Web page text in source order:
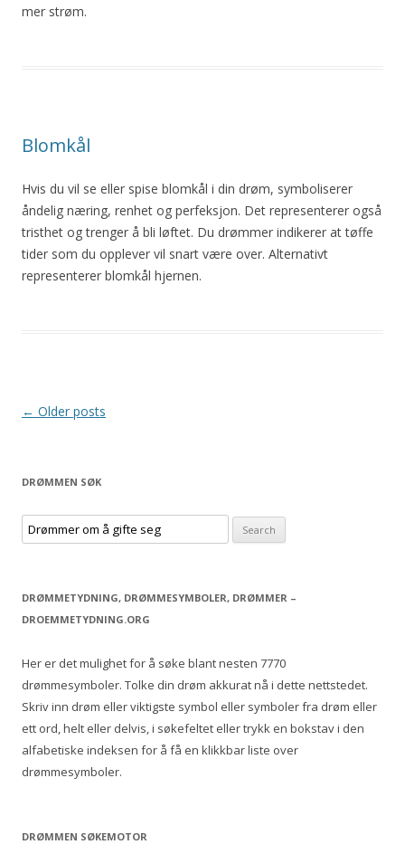
mer strøm.
Blomkål
Hvis du vil se eller spise blomkål i din drøm, symboliserer
åndelig næring, renhet og perfeksjon. Det representerer også
tristhet og trenger å bli løftet. Du drømmer indikerer at tøffe
tider som du opplever vil snart være over. Alternativt
representerer blomkål hjernen.
Post
← Older posts
DRØMMEN SØK
S
e
r
c
f
o
r
DRØMMETYDNING, DRØMMESYMBOLER, DRØMMER –
DROEMMETYDNING.ORG
Her er det mulighet for å søke blant nesten 7770
drømmesymboler. Tolke din drøm akkurat nå i dette nettstedet.
Skriv inn drøm eller viktigste symbol eller symboler fra drøm eller
ett ord, helt eller delvis, i søkefeltet eller trykk en bokstav i den
alfabetiske indeksen for å få en klikkbar liste over
drømmesymboler.
DRØMMEN SØKEMOTOR